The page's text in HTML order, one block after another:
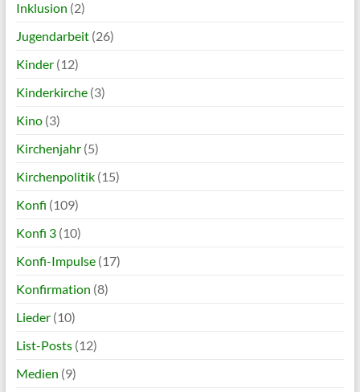
Inklusion (2)
Jugendarbeit(26)
Kinder(12)
Kinderkirche(3)
Kino(3)
Kirchenjahr(5)
Kirchenpolitik(15)
Konfi (109)
Konfi 3(10)
Konfi-Impulse(17)
Konfirmation (8)
Lieder(10)
List-Posts(12)
Medien (9)